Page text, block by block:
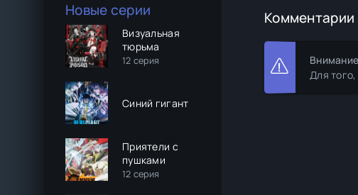
Новые серии
Визуальная
тюрьма
12 серия
Синий гигант
Приятели с
пушками
12 серия
Комментарии
Для